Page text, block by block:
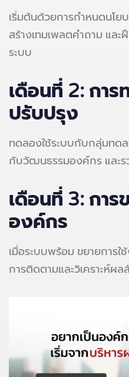
เริ่มต้นด้วยการกำหนดนโ
สร้างเทมเพลตคำถาม และ
ระบบ
เดือนที่ 2: การ
ปรับปรุง
ทดลองใช้ระบบกับกลุ่มทด
กับวัฒนธรรมองค์กร และ
เดือนที่ 3: กา
องค์กร
เมื่อระบบพร้อม ขยายการ
การติดตามและวิเคราะห์ผ